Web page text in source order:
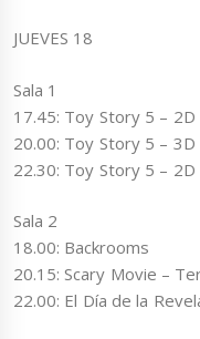
JUEVES 18
Sala 1
17.45: Toy Story 5 – 2D
20.00: Toy Story 5 – 3D
22.30: Toy Story 5 – 2D
Sala 2
18.00: Backrooms
20.15: Scary Movie –
22.00: El Día de la